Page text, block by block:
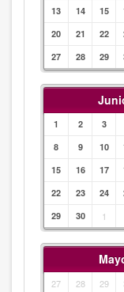
13
14 15
20
21 22
27
28 29
1 2 3
8
9 10
15
16 17
22
23 24
29
30 1
27 28 29